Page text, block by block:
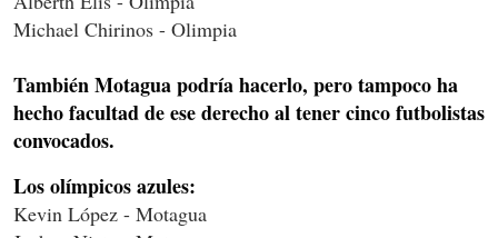
Michael Chirinos - Olimpia
También Motagua podría hacerlo, pero tampoco ha
hecho facultad de ese derecho al tener cinco futbolistas
convocados.
Los olímpicos azules:
Kevin López - Motagua